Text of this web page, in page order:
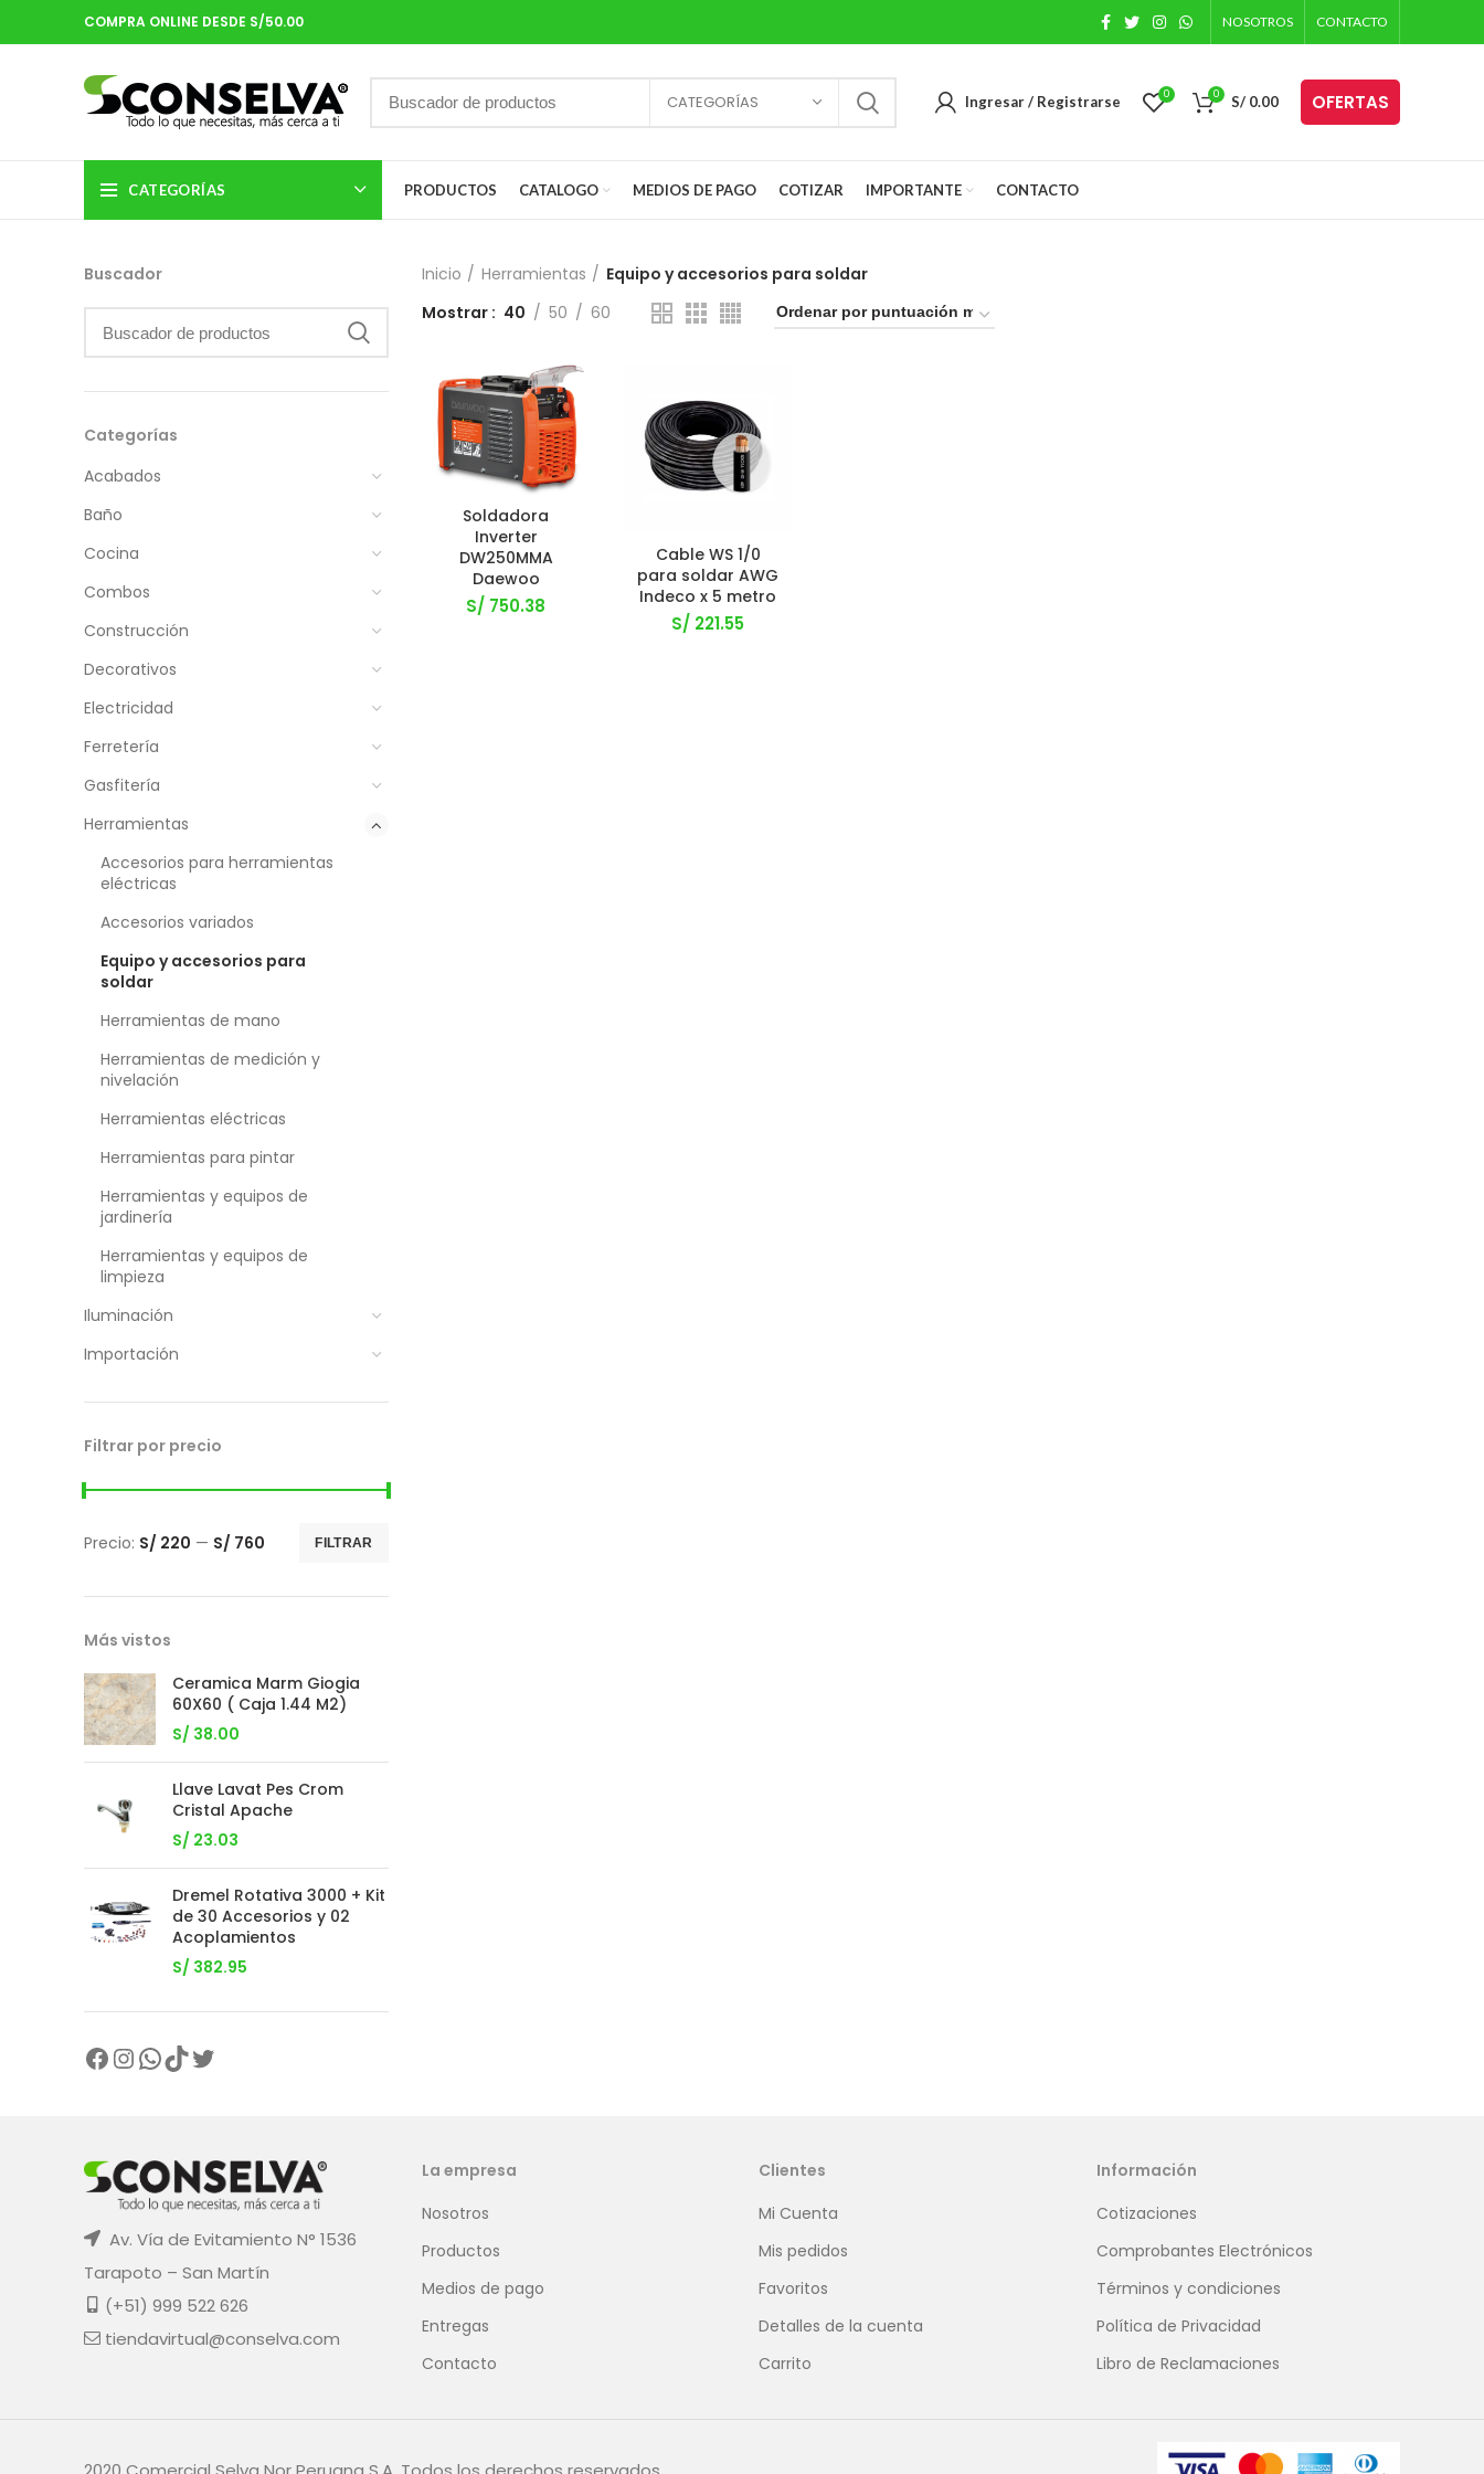
COMPRA ONLINE DESDE S/50.00 NOSOTROS CONTACTO
CATEGORÍAS Ingresar / Registrarse 0 0 S/ 0.00 OFERTAS
CATEGORÍAS PRODUCTOS CATALOGO MEDIOS DE PAGO COTIZAR IMPORTANTE CONTACTO
Buscador
Categorías
Acabados
Baño
Cocina
Combos
Construcción
Decorativos
Electricidad
Ferretería
Gasfitería
Herramientas
Accesorios para herramientas
eléctricas
Accesorios variados
Equipo y accesorios para
soldar
Herramientas de mano
Herramientas de medición y
nivelación
Herramientas eléctricas
Herramientas para pintar
Herramientas y equipos de
jardinería
Herramientas y equipos de
limpieza
Iluminación
Importación
Filtrar por precio
FILTRAR
Precio: S/ 220 — S/ 760
Más vistos
Ceramica Marm Giogia
60X60 ( Caja 1.44 M2)
S/ 38.00
Llave Lavat Pes Crom
Cristal Apache
S/ 23.03
Dremel Rotativa 3000 + Kit
de 30 Accesorios y 02
Acoplamientos
S/ 382.95
Inicio Herramientas
Equipo y accesorios para soldar
Mostrar
40 50 60
Soldadora
Inverter
DW250MMA
Daewoo
S/ 750.38
Cable WS 1/0
para soldar AWG
Indeco x 5 metro
S/ 221.55
Av. Vía de Evitamiento N° 1536
Tarapoto – San Martín
(+51) 999 522 626
tiendavirtual@conselva.com
La empresa
Nosotros
Productos
Medios de pago
Entregas
Contacto
Clientes
Mi Cuenta
Mis pedidos
Favoritos
Detalles de la cuenta
Carrito
Información
Cotizaciones
Comprobantes Electrónicos
Términos y condiciones
Política de Privacidad
Libro de Reclamaciones